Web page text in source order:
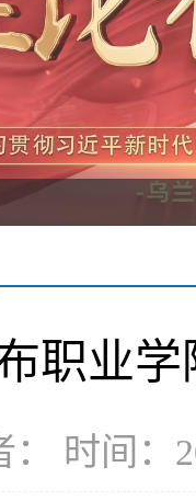
职业
： 时间：